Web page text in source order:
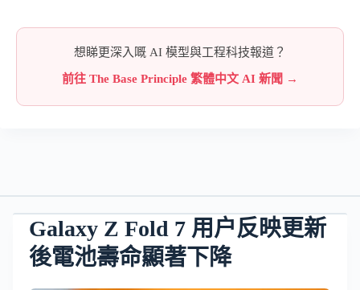
想睇更深入嘅 AI 模型與工程科技報道？
前往 The Base Principle 繁體中文 AI 新聞 →
Galaxy Z Fold 7 用户反映更新
後電池壽命顯著下降